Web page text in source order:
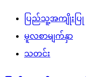
ပြည်သူ့အကျိုးပြု
မူလစာမျက်နှာ
သတင်း